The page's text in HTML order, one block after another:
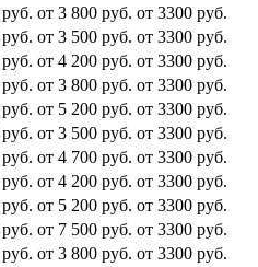
от 3 800 руб. от 3300 руб.
от 3 500 руб. от 3300 руб.
от 4 200 руб. от 3300 руб.
от 3 800 руб. от 3300 руб.
от 5 200 руб. от 3300 руб.
от 3 500 руб. от 3300 руб.
от 4 700 руб. от 3300 руб.
от 4 200 руб. от 3300 руб.
от 5 200 руб. от 3300 руб.
от 7 500 руб. от 3300 руб.
от 3 800 руб. от 3300 руб.